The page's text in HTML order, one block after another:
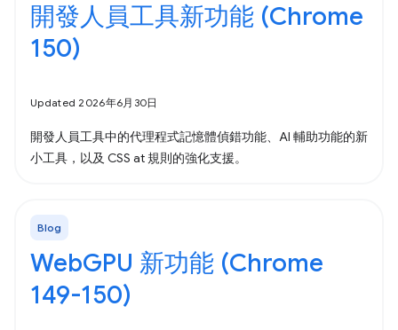
開發人員工具新功能 (Chrome
150)
Updated 2026年6月30日
開發人員工具中的代理程式記憶體偵錯功能、AI 輔助功能的新
小工具，以及 CSS at 規則的強化支援。
Blog
WebGPU 新功能 (Chrome
149-150)